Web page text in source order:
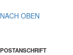
NACH OBEN
POSTANSCHRIFT